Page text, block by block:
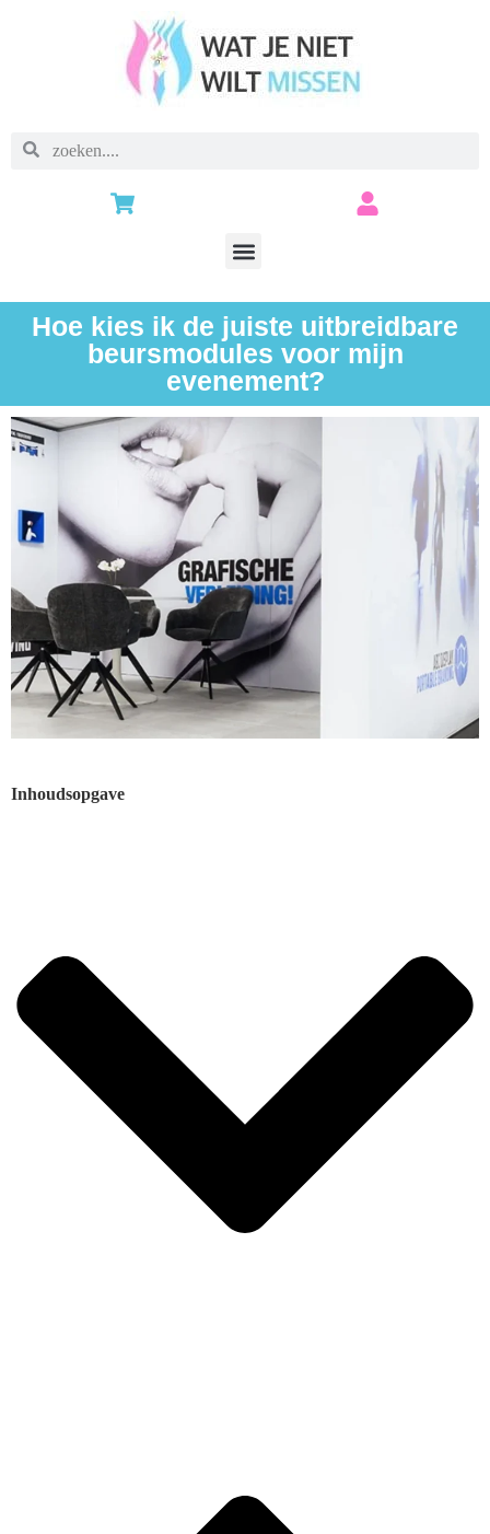
Hoe kies ik de juiste uitbreidbare
beursmodules voor mijn
evenement?
Inhoudsopgave